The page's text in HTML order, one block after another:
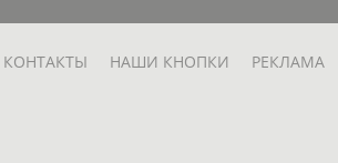
КОНТАКТЫ НАШИ КНОПКИ РЕКЛАМА